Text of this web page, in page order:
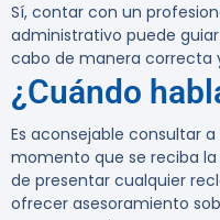
Sí, contar con un
administrativo puede
cabo de manera correcta
¿Cuándo
Es aconsejable consultar
momento que se reciba
de presentar cualquier
ofrecer asesoramiento